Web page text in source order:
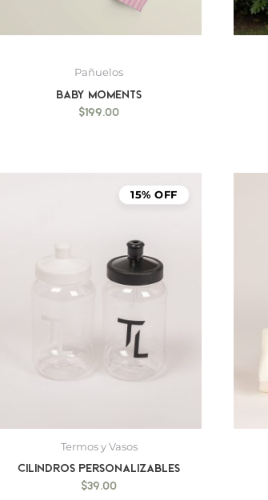
Pañuelos
Baby Moments
$199.00
15% OFF
Termos y Vasos
Cilindros Personalizables
$39.00